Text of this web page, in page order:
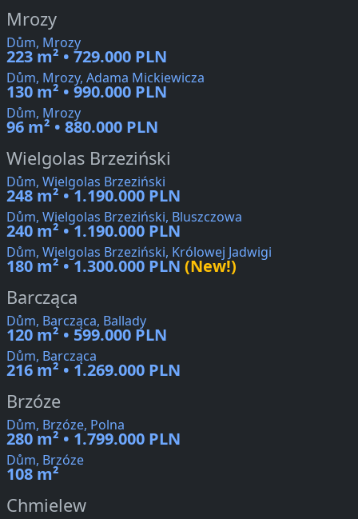
Mrozy
Dům, Mrozy
223 m² • 729.000 PLN
Dům, Mrozy, Adama Mickiewicza
130 m² • 990.000 PLN
Dům, Mrozy
96 m² • 880.000 PLN
Wielgolas Brzeziński
Dům, Wielgolas Brzeziński
248 m² • 1.190.000 PLN
Dům, Wielgolas Brzeziński, Bluszczowa
240 m² • 1.190.000 PLN
Dům, Wielgolas Brzeziński, Królowej Jadwigi
180 m² • 1.300.000 PLN (New!)
Barcząca
Dům, Barcząca, Ballady
120 m² • 599.000 PLN
Dům, Barcząca
216 m² • 1.269.000 PLN
Brzóze
Dům, Brzóze, Polna
280 m² • 1.799.000 PLN
Dům, Brzóze
108 m²
Chmielew